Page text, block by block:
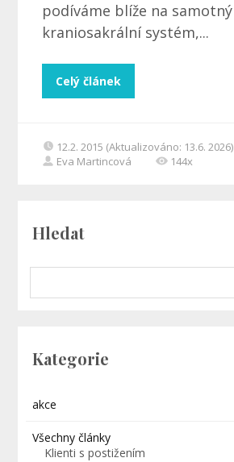
podíváme blíže na samotný
kraniosakrální systém,...
Celý článek
12.2. 2015 (Aktualizováno: 13.6. 2026)
Eva Martincová
144x
Hledat
Kategorie
akce
Všechny články
Klienti s postižením